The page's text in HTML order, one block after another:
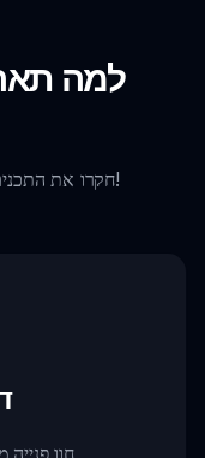
למה
חקרו את התכנים המהממים של שינוי צורת ספרנקי!
חוו